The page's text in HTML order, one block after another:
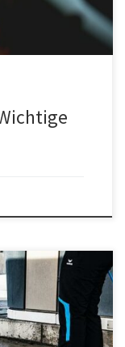
für die
schwer
sollten Sie